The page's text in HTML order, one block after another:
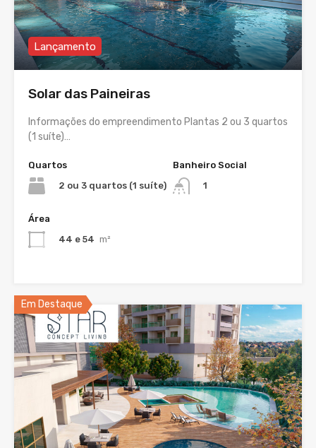
Lançamento
Solar das Paineiras
Informações do empreendimento Plantas 2 ou 3 quartos
(1 suíte)…
Quartos
2 ou 3 quartos (1 suíte)
Banheiro Social
1
Área
44 e 54 m²
Em Destaque